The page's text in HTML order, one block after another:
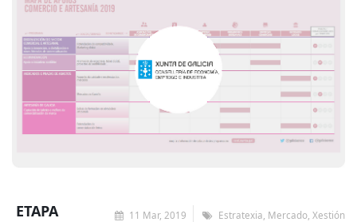
11 Mar, 2019 Estratexia, Mercado, Xestión
ETAPA